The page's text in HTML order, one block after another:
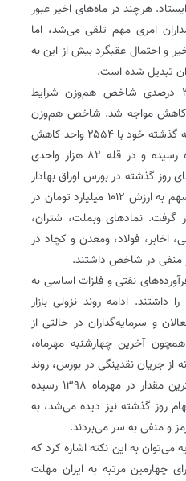
هزار واحدی ایستاد. هرچند در ماه‌های اخیر عبور
امری مهم تلقی می‌شد، اما
و احتمال عقبگرد بیش از این به
تبدیل شده است.
شاخص کل در برابر کاهش ۳ درصدی شاخص هم‌وزن شرایط
و با ۷/۲ درصد کاهش مواجه شد. شاخص هم‌وزن
نیز در ادامه عقب‌نشینی‌های هفته گذشته خود با ۲۵۵۴ واحد کاهش
به کمترین مقدار خود از مهرماه رسیده و در قله ۸۲ هزار واحدی
گذشته در بورس اوراق بهادار
تهران دو میلیارد و ۷۶۱ میلیون سهم به ارزش ۱۰۱۲ میلیارد تومان در
گرفت. نمادهای وبملت، شتران،
اخابر، فولاد، ومعدن و کچاد در
منفی در شاخص داشتند.
نفتی و فلزات اساسی به
داشتند. ادامه روند نزولی بازار
و سرمایه‌گذاران در حالتی از
آخرین چهارشنبه مهرماه،
از جریان نقدینگی در بورس، روند
کاهشی خود را داشته و به کمترین مقدار در مهرماه ۱۳۹۸ رسیده
روز گذشته نیز دیده می‌شد، به
می‌توان به این نکته اشاره کرد که
چهارمین مرتبه به ایران مهلت